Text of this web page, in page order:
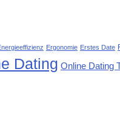
Ergonomie Erstes Date
Dating Online Dating